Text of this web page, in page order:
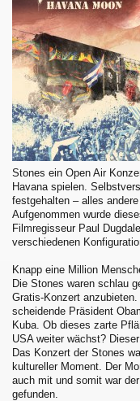
Stones ein Open Air
Havana spielen.
festgehalten – alles
Aufgenommen wurde
Filmregisseur Paul
verschiedenen
Knapp eine Million
Die Stones waren schlau
Gratis-Konzert
scheidende Präsident
Kuba. Ob dieses zarte
USA weiter wächst?
Das Konzert der Stones
kultureller Moment. Der
auch mit und somit war
gefunden.